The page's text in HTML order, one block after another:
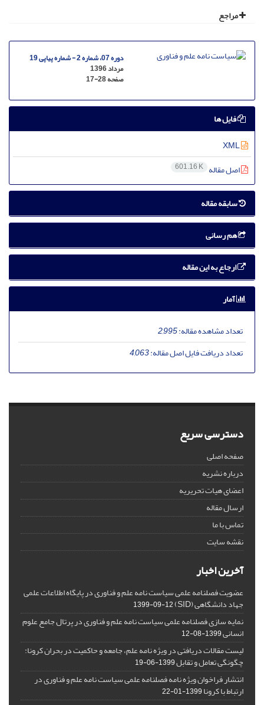
مراجع
دوره 07، شماره 2 - شماره پیاپی 19
مرداد 1396
صفحه17-28
فایل ها
اصل مقاله 601.16 K
سابقه مقاله
هم رسانی
ارجاع به این مقاله
آمار
تعداد مشاهده مقاله:2,995
تعداد دریافت فایل اصل مقاله:4,063
دسترسی سریع
صفحه اصلی
درباره نشریه
اعضای هیات تحریریه
ارسال مقاله
تماس با ما
نقشه سایت
آخرین اخبار
عضویت فصلنامه علمی سیاست نامه علم و فناوری در پایگاه اطلاعات علمی
جهاد دانشگاهی (SID) 1399-09-12
نمایه سازی فصلنامه علمی سیاست نامه علم و فناوری در پرتال جامع علوم
انسانی1399-08-12
لیست مقالات دریافتی در ویژه نامه علم، جامعه و حاکمیت در بحران کرونا:
چگونگی تعامل و تقابل1399-06-19
انتشار فراخوان ویژه‏ نامه فصلنامه علمی سیاست نامه علم و فناوری در
ارتباط با کرونا1399-01-22